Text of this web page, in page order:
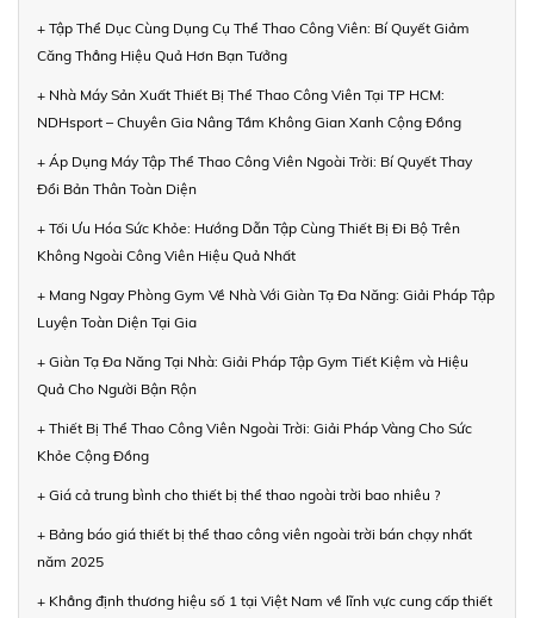
+ Tập Thể Dục Cùng Dụng Cụ Thể Thao Công Viên: Bí Quyết Giảm
Căng Thẳng Hiệu Quả Hơn Bạn Tưởng
+ Nhà Máy Sản Xuất Thiết Bị Thể Thao Công Viên Tại TP HCM:
NDHsport – Chuyên Gia Nâng Tầm Không Gian Xanh Cộng Đồng
+ Áp Dụng Máy Tập Thể Thao Công Viên Ngoài Trời: Bí Quyết Thay
Đổi Bản Thân Toàn Diện
+ Tối Ưu Hóa Sức Khỏe: Hướng Dẫn Tập Cùng Thiết Bị Đi Bộ Trên
Không Ngoài Công Viên Hiệu Quả Nhất
+ Mang Ngay Phòng Gym Về Nhà Với Giàn Tạ Đa Năng: Giải Pháp Tập
Luyện Toàn Diện Tại Gia
+ Giàn Tạ Đa Năng Tại Nhà: Giải Pháp Tập Gym Tiết Kiệm và Hiệu
Quả Cho Người Bận Rộn
+ Thiết Bị Thể Thao Công Viên Ngoài Trời: Giải Pháp Vàng Cho Sức
Khỏe Cộng Đồng
+ Giá cả trung bình cho thiết bị thể thao ngoài trời bao nhiêu ?
+ Bảng báo giá thiết bị thể thao công viên ngoài trời bán chạy nhất
năm 2025
+ Khẳng định thương hiệu số 1 tại Việt Nam về lĩnh vực cung cấp thiết